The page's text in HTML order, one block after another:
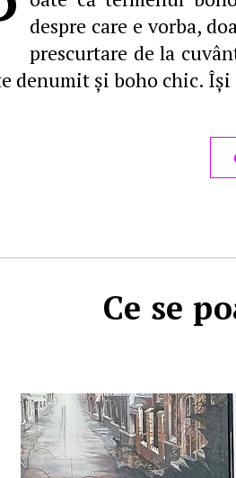
despre care e vorba,
prescurtare de la
denumit şi boho chic.
Ce se